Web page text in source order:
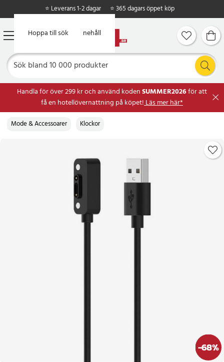
Hoppa till huvudinnehåll
Hoppa till sök
⭐ Leverans 1-2 dagar ⭐ 365 dagars öppet köp
Handla för över 299 kr och använd kodenSUMMER2026för att
få en hotellövernattning på köpet!Läs mer här*
Mode & Accessoarer Klockor
-68%